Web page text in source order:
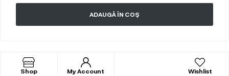
ADAUGĂ ÎN COȘ
Shop My Account Wishlist